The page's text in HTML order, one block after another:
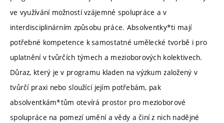
ve využívání možností vzájemné spolupráce a v
interdisciplinárním způsobu práce. Absolventky*ti mají
potřebné kompetence k samostatné umělecké tvorbě i pro
uplatnění v tvůrčích týmech a mezioborových kolektivech.
Důraz, který je v programu kladen na výzkum založený v
tvůrčí praxi nebo sloužící jejím potřebám, pak
absolventkám*tům otevírá prostor pro mezioborové
spolupráce na pomezí umění a vědy a činí z nich nadějné